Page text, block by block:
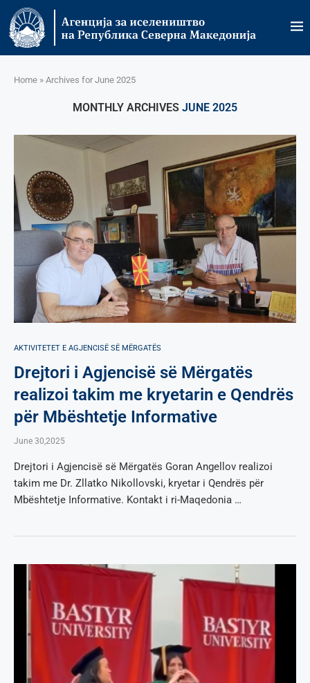
Home » Archives for June 2025
MONTHLY ARCHIVES JUNE 2025
AKTIVITETET E AGJENCISË SË МËRGATËS
Drejtori i Agjencisë së Mërgatës
realizoi takim me kryetarin e Qendrës
për Mbështetje Informative
June 30,2025
Drejtori i Agjencisë së Mërgatës Goran Angellov realizoi
takim me Dr. Zllatko Nikollovski, kryetar i Qendrës për
Mbështetje Informative. Kontakt i ri-Maqedonia …